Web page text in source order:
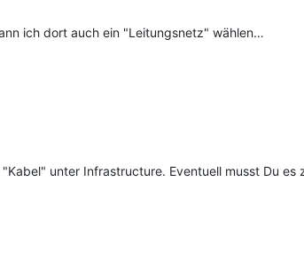
ich dort auch ein "Leitungsnetz" wählen…
unter Infrastructure. Eventuell musst Du es